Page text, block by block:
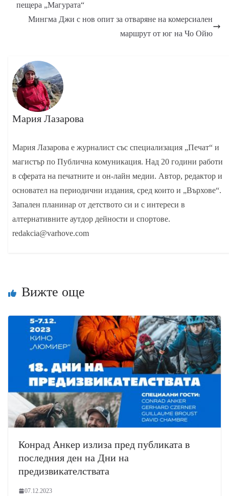
пещера „Магурата“
Мингма Джи с нов опит за отваряне на комерсиален
маршрут от юг на Чо Ойю
Мария Лазарова
Мария Лазарова е журналист със специализация „Печат“ и
магистър по Публична комуникация. Над 20 години работи
в сферата на печатните и он-лайн медии. Автор, редактор и
основател на периодични издания, сред които и „Върхове“.
Запален планинар от детството си и с интереси в
алтернативните аутдор дейности и спортове.
redakcia@varhove.com
Вижте още
Конрад Анкер излиза пред публиката в
последния ден на Дни на
предизвикателствата
07.12.2023